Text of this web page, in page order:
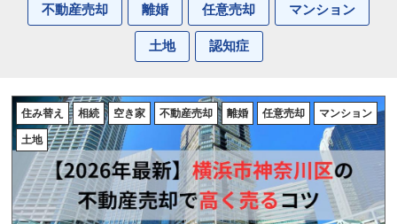
不動産売却 離婚 任意売却 マンション
土地 認知症
住み替え 相続 空き家 不動産売却 離婚 任意売却 マンション
土地